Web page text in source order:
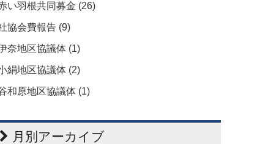
い羽根共同募金 (26)
協会費報告 (9)
奈地区協議体 (1)
絹地区協議体 (2)
和原地区協議体 (1)
月別アーカイブ